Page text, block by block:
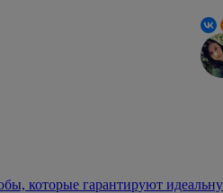
которые гарантируют